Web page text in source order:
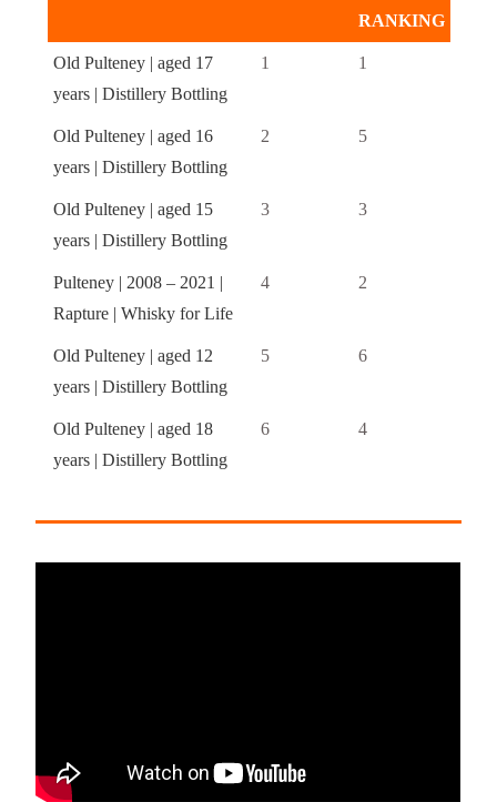
RANKING
Old Pulteney | aged 17
years | Distillery Bottling
1 1
Old Pulteney | aged 16
years | Distillery Bottling
2 5
Old Pulteney | aged 15
years | Distillery Bottling
3 3
Pulteney | 2008 – 2021 |
Rapture | Whisky for Life
4 2
Old Pulteney | aged 12
years | Distillery Bottling
5 6
Old Pulteney | aged 18
years | Distillery Bottling
6 4